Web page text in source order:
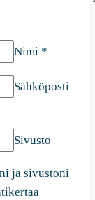
Nimi *
Sähköposti
Sivusto
ja sivustoni